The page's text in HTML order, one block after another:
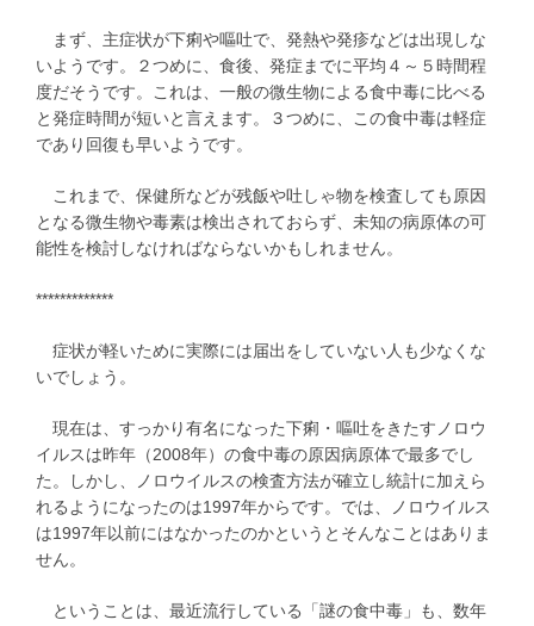
まず、主症状が下痢や嘔吐で、発熱や発疹などは出現しな
いようです。２つめに、食後、発症までに平均４～５時間程
度だそうです。これは、一般の微生物による食中毒に比べる
と発症時間が短いと言えます。３つめに、この食中毒は軽症
であり回復も早いようです。
これまで、保健所などが残飯や吐しゃ物を検査しても原因
となる微生物や毒素は検出されておらず、未知の病原体の可
能性を検討しなければならないかもしれません。
*************
症状が軽いために実際には届出をしていない人も少なくな
いでしょう。
現在は、すっかり有名になった下痢・嘔吐をきたすノロウ
イルスは昨年（2008年）の食中毒の原因病原体で最多でし
た。しかし、ノロウイルスの検査方法が確立し統計に加えら
れるようになったのは1997年からです。では、ノロウイルス
は1997年以前にはなかったのかというとそんなことはありま
せん。
ということは、最近流行している「謎の食中毒」も、数年